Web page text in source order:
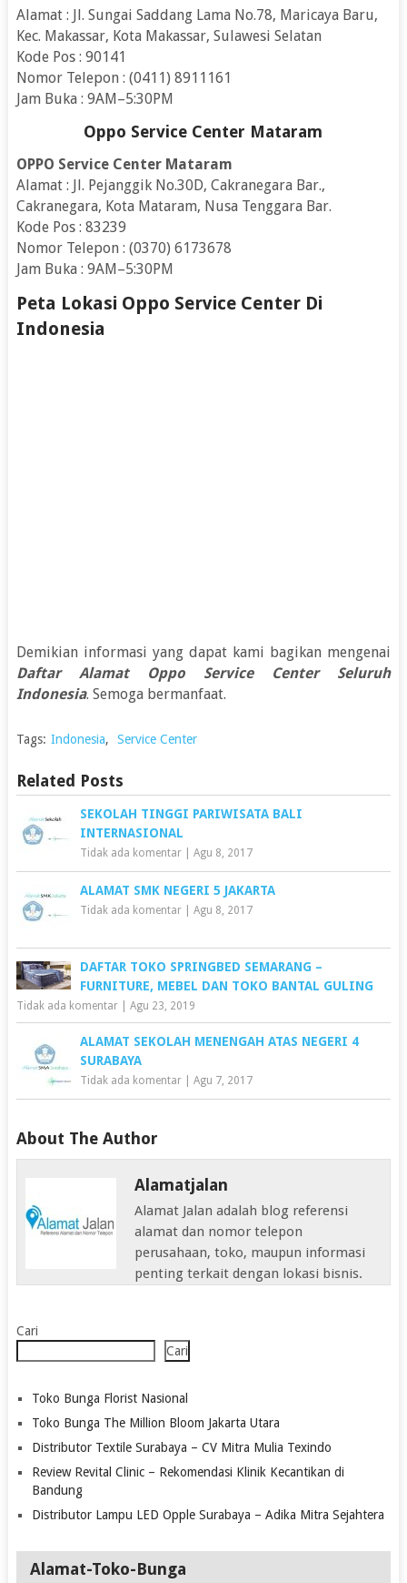
Alamat : Jl. Sungai Saddang Lama No.78, Maricaya Baru,
Kec. Makassar, Kota Makassar, Sulawesi Selatan
Kode Pos : 90141
Nomor Telepon : (0411) 8911161
Jam Buka : 9AM–5:30PM
Oppo Service Center Mataram
OPPO Service Center Mataram
Alamat : Jl. Pejanggik No.30D, Cakranegara Bar.,
Cakranegara, Kota Mataram, Nusa Tenggara Bar.
Kode Pos : 83239
Nomor Telepon : (0370) 6173678
Jam Buka : 9AM–5:30PM
Peta Lokasi Oppo Service Center Di
Indonesia
Demikian informasi yang dapat kami bagikan mengenai
Daftar Alamat Oppo Service Center Seluruh
Indonesia. Semoga bermanfaat.
Tags: Indonesia, Service Center
Related Posts
SEKOLAH TINGGI PARIWISATA BALI
INTERNASIONAL
Tidak ada komentar| Agu 8, 2017
ALAMAT SMK NEGERI 5 JAKARTA
Tidak ada komentar| Agu 8, 2017
DAFTAR TOKO SPRINGBED SEMARANG –
FURNITURE, MEBEL DAN TOKO BANTAL GULING
Tidak ada komentar| Agu 23, 2019
ALAMAT SEKOLAH MENENGAH ATAS NEGERI 4
SURABAYA
Tidak ada komentar| Agu 7, 2017
About The Author
Alamatjalan
Alamat Jalan adalah blog referensi
alamat dan nomor telepon
perusahaan, toko, maupun informasi
penting terkait dengan lokasi bisnis.
Cari
Cari
Toko Bunga Florist Nasional
Toko Bunga The Million Bloom Jakarta Utara
Distributor Textile Surabaya – CV Mitra Mulia Texindo
Review Revital Clinic – Rekomendasi Klinik Kecantikan di
Bandung
Distributor Lampu LED Opple Surabaya – Adika Mitra Sejahtera
Alamat-Toko-Bunga